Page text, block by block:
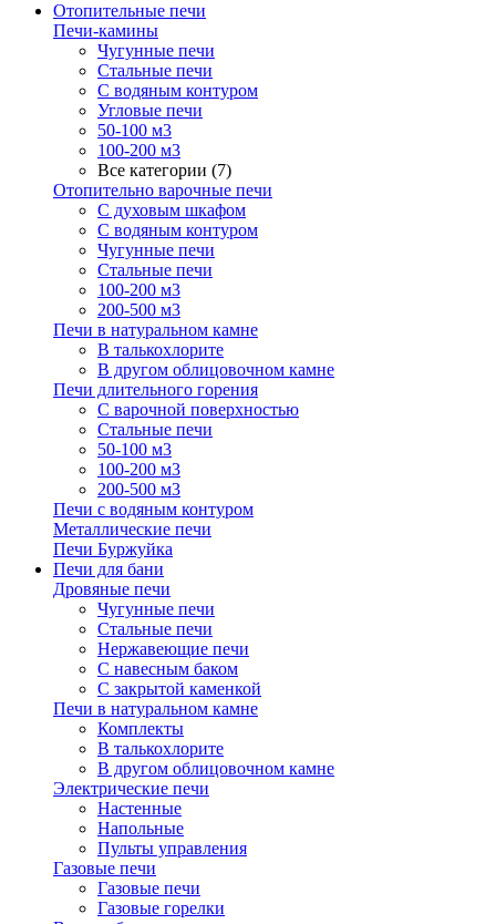
Отопительные печи
Печи-камины
Чугунные печи
Стальные печи
С водяным контуром
Угловые печи
50-100 м3
100-200 м3
Все категории (7)
Отопительно варочные печи
С духовым шкафом
С водяным контуром
Чугунные печи
Стальные печи
100-200 м3
200-500 м3
Печи в натуральном камне
В талькохлорите
В другом облицовочном камне
Печи длительного горения
С варочной поверхностью
Стальные печи
50-100 м3
100-200 м3
200-500 м3
Печи с водяным контуром
Металлические печи
Печи Буржуйка
Печи для бани
Дровяные печи
Чугунные печи
Стальные печи
Нержавеющие печи
С навесным баком
С закрытой каменкой
Печи в натуральном камне
Комплекты
В талькохлорите
В другом облицовочном камне
Электрические печи
Настенные
Напольные
Пульты управления
Газовые печи
Газовые печи
Газовые горелки